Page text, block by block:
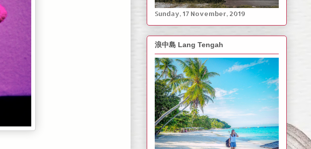
Sunday, ‎17 ‎November, ‎2019
浪中島 Lang Tengah